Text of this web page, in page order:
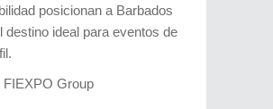
posicionan a Barbados
destino ideal para eventos de
FIEXPO Group